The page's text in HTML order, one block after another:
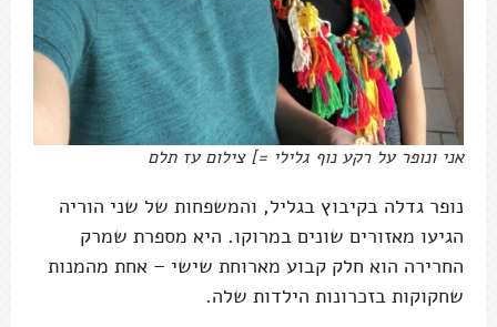
אני ונופר על רקע נוף גלילי =] צילום עז תלם
נופר גדלה בקיבוץ בגליל, והמשפחות של שני הוריה
הגיעו מאזורים שונים במרוקו. היא מספרת שמרק
החרירה הוא חלק קבוע מארוחת שישי – אחת מהמנות
שחקוקות בזכרונות הילדות שלה.